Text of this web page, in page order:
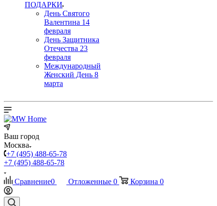
ПОДАРКИ
День Святого
Валентина 14
февраля
День Защитника
Отечества 23
февраля
Международный
Женский День 8
марта
Ваш город
Москва
+7 (495) 488-65-78
+7 (495) 488-65-78
Сравнение0 Отложенные 0 Корзина 0